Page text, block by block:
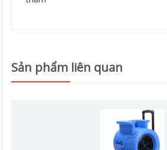
Sản phẩm liên quan